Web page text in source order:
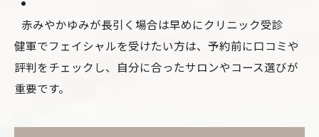
赤みやかゆみが長引く場合は早めにクリニック受診
健軍でフェイシャルを受けたい方は、予約前に口コミや
評判をチェックし、自分に合ったサロンやコース選びが
重要です。